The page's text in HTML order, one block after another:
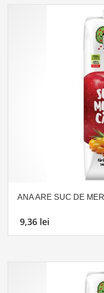
ANA ARE SUC DE
9,36 lei